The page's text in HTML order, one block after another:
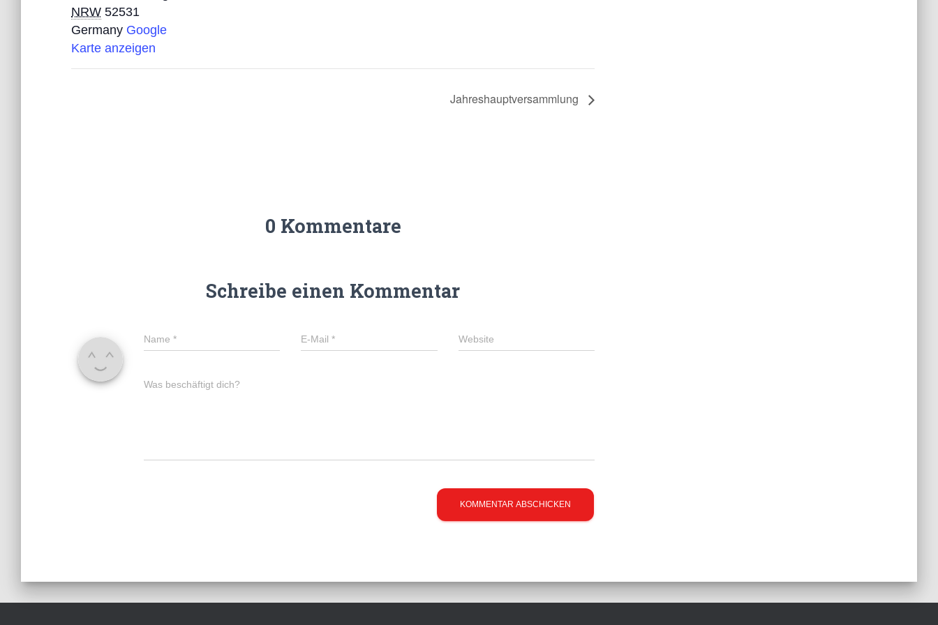
NRW 52531
Germany Google
Karte anzeigen
Jahreshauptversammlung
0 Kommentare
Schreibe einen Kommentar
Name * E-Mail* Website
Was beschäftigt dich?